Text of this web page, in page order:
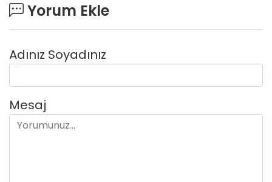
Yorum Ekle
Adınız Soyadınız
Mesaj